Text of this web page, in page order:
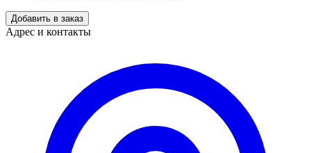
Добавить в заказ
Адрес и контакты